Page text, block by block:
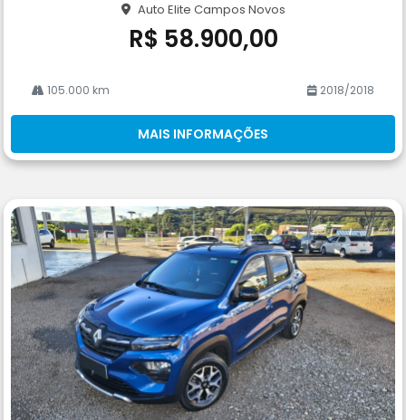
Auto Elite Campos Novos
R$ 58.900,00
105.000 km 2018/2018
MAIS INFORMAÇÕES